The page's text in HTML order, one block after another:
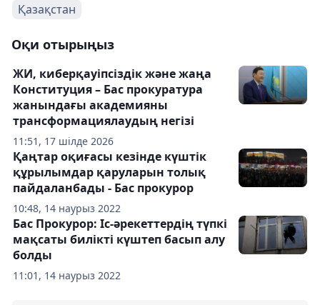
Қазақстан
Оқи отырыңыз
11:51, 17 шілде 2026
ЖИ, киберқауіпсіздік және жаңа
Конституция – Бас прокуратура
жанындағы академияны
трансформациялаудың негізі
10:48, 14 наурыз 2022
Қаңтар оқиғасы кезінде күштік
құрылымдар қаруларын толық
пайдаланбады - Бас прокурор
11:01, 14 наурыз 2022
Бас Прокурор: Іс-әрекеттердің түпкі
мақсаты билікті күштеп басып алу
болды